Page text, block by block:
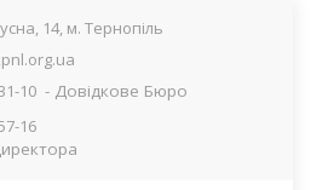
14, м. Тернопіль
10 - Довідкове Бюро
16